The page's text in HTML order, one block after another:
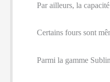
Par ailleurs, la
Certains fours sont
Parmi la gamme